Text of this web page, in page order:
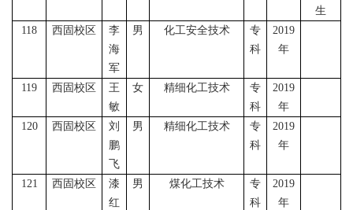
生
118
西固校区
李
海
军
男 化工安全技术
专
科
2019
年
119 西固校区
王
敏
女 精细化工技术
专
科
2019
年
120
西固校区
刘
鹏
飞
男 精细化工技术
专
科
2019
年
121 西固校区
漆
红
男 煤化工技术
专
科
2019
年